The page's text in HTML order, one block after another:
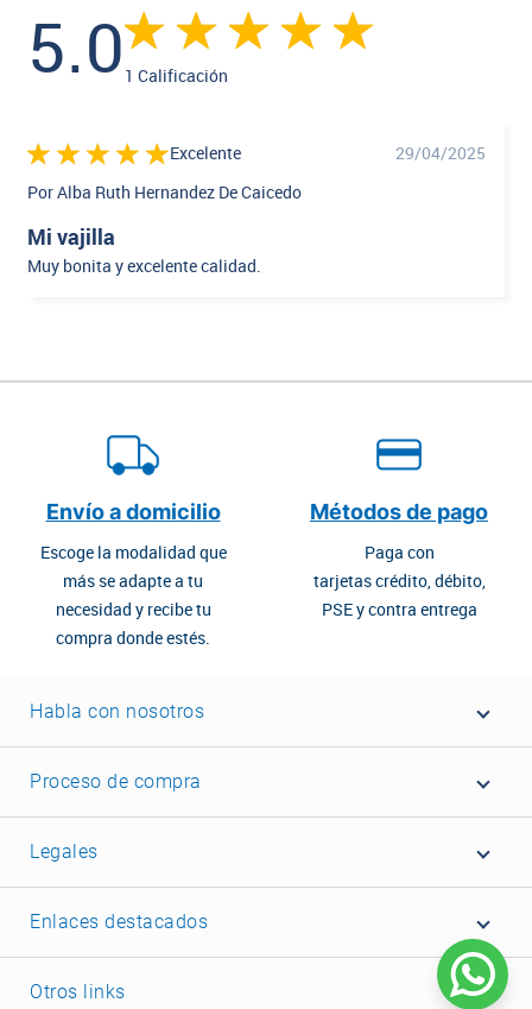
5.0 1 Calificación
Excelente
29/04/2025
Por Alba Ruth Hernandez De Caicedo
Mi vajilla
Muy bonita y excelente calidad.
Envío a domicilio
Escoge la modalidad que
más se adapte a tu
necesidad y recibe tu
compra donde estés.
Métodos de pago
Paga con
tarjetas crédito, débito,
PSE y contra entrega
Habla con nosotros
Proceso de compra
Legales
Enlaces destacados
Otros links